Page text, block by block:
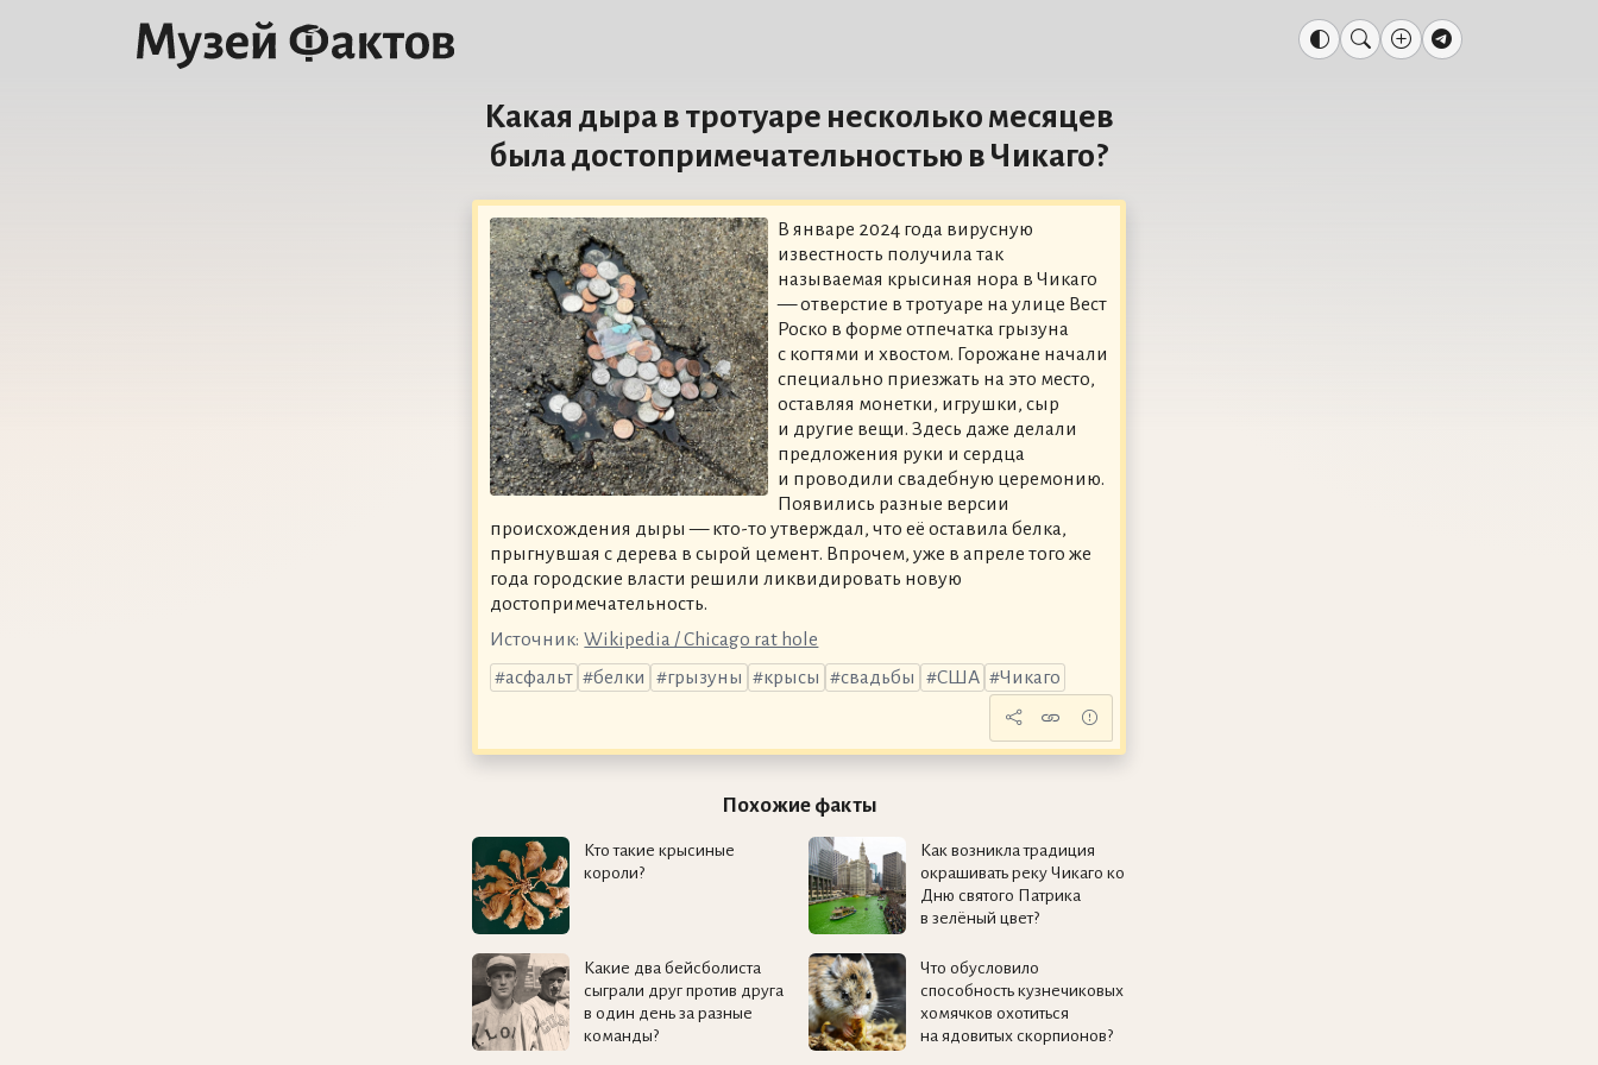
Какая дыра в тротуаре несколько месяцев
была достопримечательностью в Чикаго?
В январе 2024 года вирусную
известность получила так
называемая крысиная нора в Чикаго
— отверстие в тротуаре на улице Вест
Роско в форме отпечатка грызуна
с когтями и хвостом. Горожане начали
специально приезжать на это место,
оставляя монетки, игрушки, сыр
и другие вещи. Здесь даже делали
предложения руки и сердца
и проводили свадебную церемонию.
Появились разные версии
происхождения дыры — кто-то утверждал, что её оставила белка,
прыгнувшая с дерева в сырой цемент. Впрочем, уже в апреле того же
года городские власти решили ликвидировать новую
достопримечательность.
Источник: Wikipedia / Chicago rat hole
асфальт
белки грызуны крысы свадьбы США Чикаго
Похожие факты
Кто такие крысиные
короли?
Как возникла традиция
окрашивать реку Чикаго ко
Дню святого Патрика
в зелёный цвет?
Какие два бейсболиста
сыграли друг против друга
в один день за разные
команды?
Что обусловило
способность кузнечиковых
хомячков охотиться
на ядовитых скорпионов?